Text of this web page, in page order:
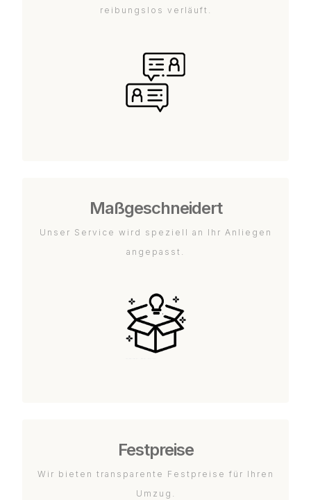
reibungslos verläuft.
Maßgeschneidert
Unser Service wird speziell an Ihr Anliegen
angepasst.
Festpreise
Wir bieten transparente Festpreise für Ihren
Umzug.